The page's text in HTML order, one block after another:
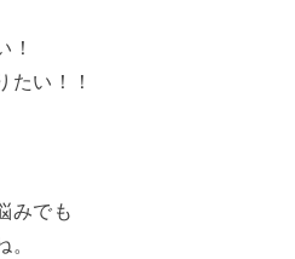
！
たい！！
みでも